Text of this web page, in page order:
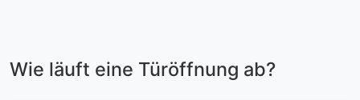
Wie läuft eine Türöffnung ab?